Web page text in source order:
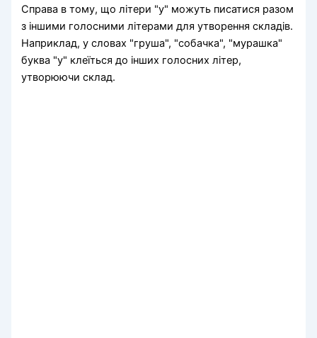
Справа в тому, що літери "у" можуть писатися разом
з іншими голосними літерами для утворення складів.
Наприклад, у словах "груша", "собачка", "мурашка"
буква "у" клеїться до інших голосних літер,
утворюючи склад.